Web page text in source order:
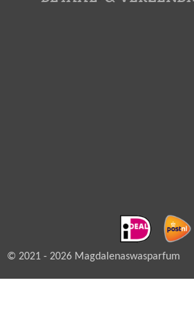
© 2021 - 2026 Magdalenaswasparfum